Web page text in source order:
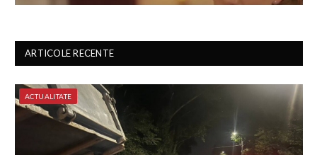
ARTICOLE RECENTE
ACTUALITATE